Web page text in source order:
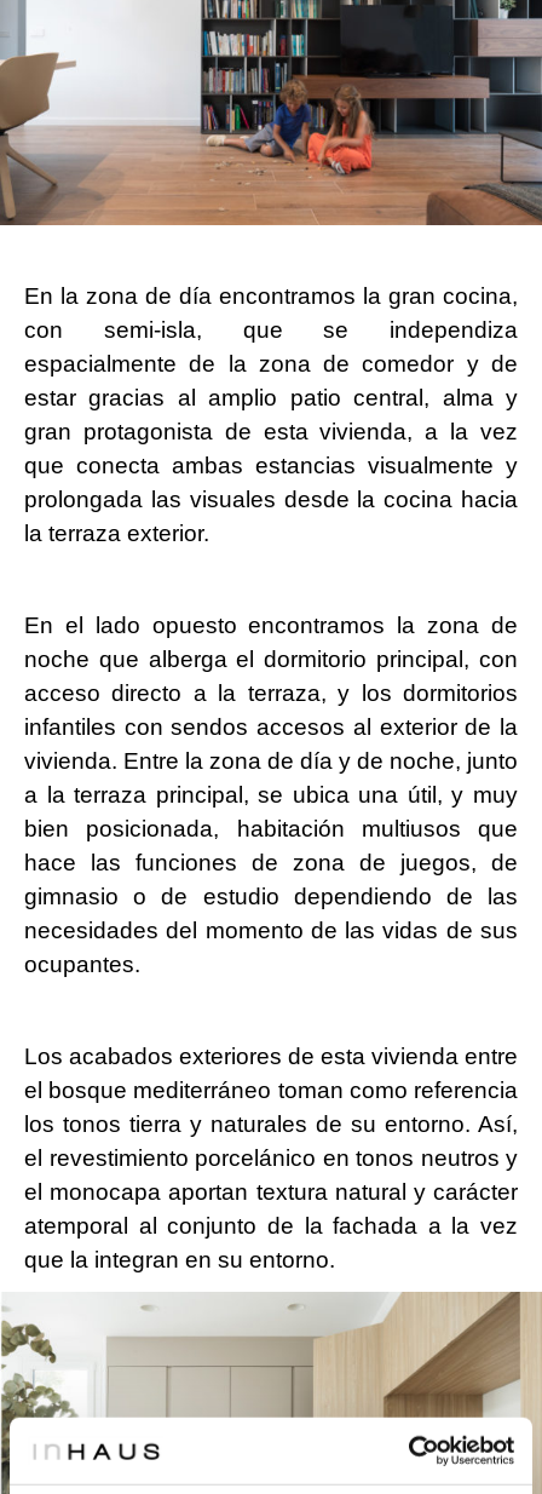
En la zona de día encontramos la gran cocina,
con semi-isla, que se independiza
espacialmente de la zona de comedor y de
estar gracias al amplio patio central, alma y
gran protagonista de esta vivienda, a la vez
que conecta ambas estancias visualmente y
prolongada las visuales desde la cocina hacia
la terraza exterior.
En el lado opuesto encontramos la zona de
noche que alberga el dormitorio principal, con
acceso directo a la terraza, y los dormitorios
infantiles con sendos accesos al exterior de la
vivienda. Entre la zona de día y de noche, junto
a la terraza principal, se ubica una útil, y muy
bien posicionada, habitación multiusos que
hace las funciones de zona de juegos, de
gimnasio o de estudio dependiendo de las
necesidades del momento de las vidas de sus
ocupantes.
Los acabados exteriores de esta vivienda entre
el bosque mediterráneo toman como referencia
los tonos tierra y naturales de su entorno. Así,
el revestimiento porcelánico en tonos neutros y
el monocapa aportan textura natural y carácter
atemporal al conjunto de la fachada a la vez
que la integran en su entorno.